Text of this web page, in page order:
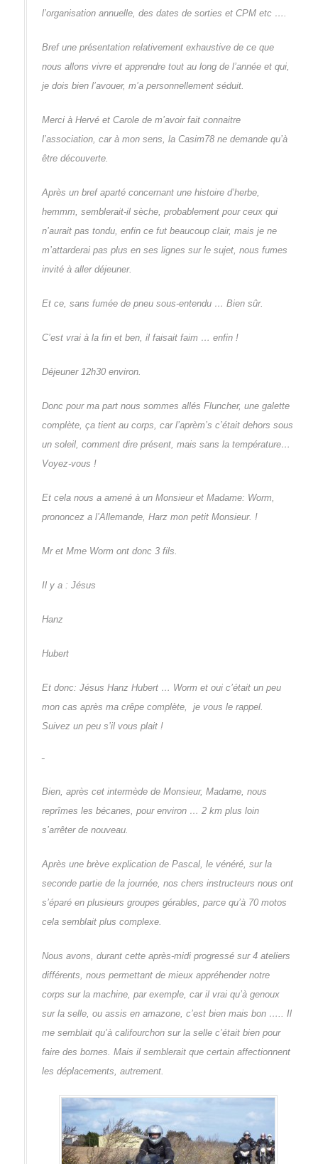
l’organisation annuelle, des dates de sorties et CPM etc ….
Bref une présentation relativement exhaustive de ce que
nous allons vivre et apprendre tout au long de l’année et qui,
je dois bien l’avouer, m’a personnellement séduit.
Merci à Hervé et Carole de m’avoir fait connaitre
l’association, car à mon sens, la Casim78 ne demande qu’à
être découverte.
Après un bref aparté concernant une histoire d’herbe,
hemmm, semblerait-il sèche, probablement pour ceux qui
n’aurait pas tondu, enfin ce fut beaucoup clair, mais je ne
m’attarderai pas plus en ses lignes sur le sujet, nous fumes
invité à aller déjeuner.
Et ce, sans fumée de pneu sous-entendu … Bien sûr.
C’est vrai à la fin et ben, il faisait faim … enfin !
Déjeuner 12h30 environ.
Donc pour ma part nous sommes allés Fluncher, une galette
complète, ça tient au corps, car l’aprèm’s c’était dehors sous
un soleil, comment dire présent, mais sans la température…
Voyez-vous !
Et cela nous a amené à un Monsieur et Madame: Worm,
prononcez a l’Allemande, Harz mon petit Monsieur. !
Mr et Mme Worm ont donc 3 fils.
Il y a : Jésus
Hanz
Hubert
Et donc: Jésus Hanz Hubert … Worm et oui c’était un peu
mon cas après ma crêpe complète, je vous le rappel.
Suivez un peu s’il vous plait !
Bien, après cet intermède de Monsieur, Madame, nous
reprîmes les bécanes, pour environ … 2 km plus loin
s’arrêter de nouveau.
Après une brève explication de Pascal, le vénéré, sur la
seconde partie de la journée, nos chers instructeurs nous ont
s’éparé en plusieurs groupes gérables, parce qu’à 70 motos
cela semblait plus complexe.
Nous avons, durant cette après-midi progressé sur 4 ateliers
différents, nous permettant de mieux appréhender notre
corps sur la machine, par exemple, car il vrai qu’à genoux
sur la selle, ou assis en amazone, c’est bien mais bon ….. Il
me semblait qu’à califourchon sur la selle c’était bien pour
faire des bornes. Mais il semblerait que certain affectionnent
les déplacements, autrement.